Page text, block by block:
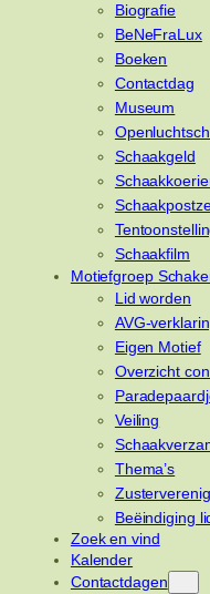
Biografie
BeNeFraLux
Boeken
Contactdag
Museum
Schaakgeld
Schaakfilm
Motiefgroep
Lid worden
AVG-
Eigen Motief
Overzicht
Veiling
Thema’s
Beëindiging
Zoek en vind
Kalender
Contactdagen